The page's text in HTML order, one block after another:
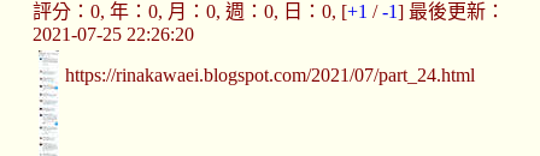
評分：0, 年：0, 月：0, 週：0, 日：0, [+1 /-1] 最後更新：
2021-07-25 22:26:20
https://rinakawaei.blogspot.com/2021/07/part_24.html